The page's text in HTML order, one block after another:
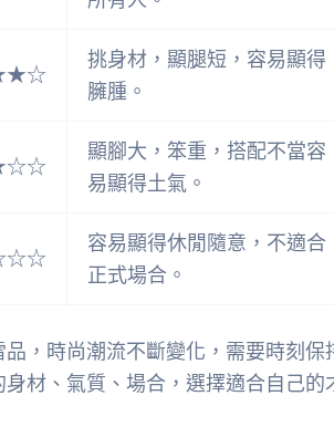
挑身材，顯腿短，容易顯得
臃腫。
顯腳大，笨重，搭配不當容
易顯得土氣。
容易顯得休閒隨意，不適合
正式場合。
，時尚潮流不斷變化，需要時刻
材、氣質、場合，選擇適合自己的